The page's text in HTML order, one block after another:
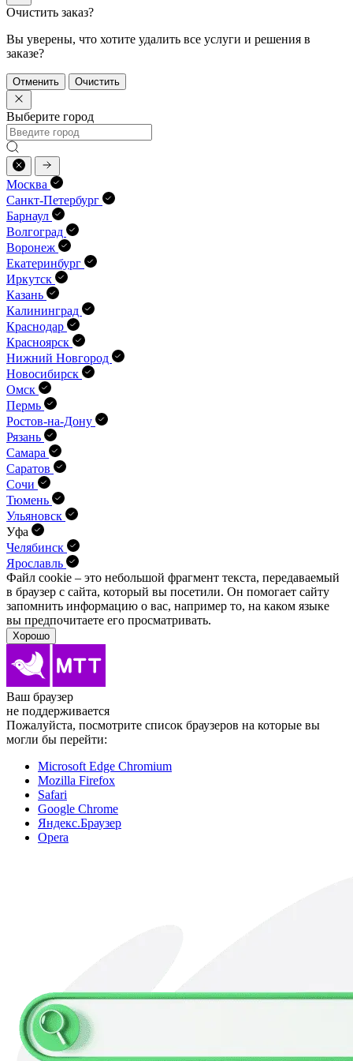
Очистить заказ?
Вы уверены, что хотите удалить все услуги и решения в
заказе?
Отменить Очистить
Выберите город
Москва
Санкт-Петербург
Барнаул
Волгоград
Воронеж
Екатеринбург
Иркутск
Казань
Калининград
Краснодар
Красноярск
Нижний Новгород
Новосибирск
Омск
Пермь
Ростов-на-Дону
Рязань
Самара
Саратов
Сочи
Тюмень
Ульяновск
Уфа
Челябинск
Ярославль
Файл cookie – это небольшой фрагмент текста, передава­емый
в браузер с сайта, который вы посетили. Он помо­гает сайту
запомнить информацию о вас, например то, на каком языке
вы предпочитаете его просматривать.
Хорошо
Ваш браузер
не поддерживается
Пожалуйста, посмотрите список браузеров на которые вы
могли бы перейти:
Microsoft Edge Chromium
Mozilla Firefox
Safari
Google Chrome
Яндекс.Браузер
Opera